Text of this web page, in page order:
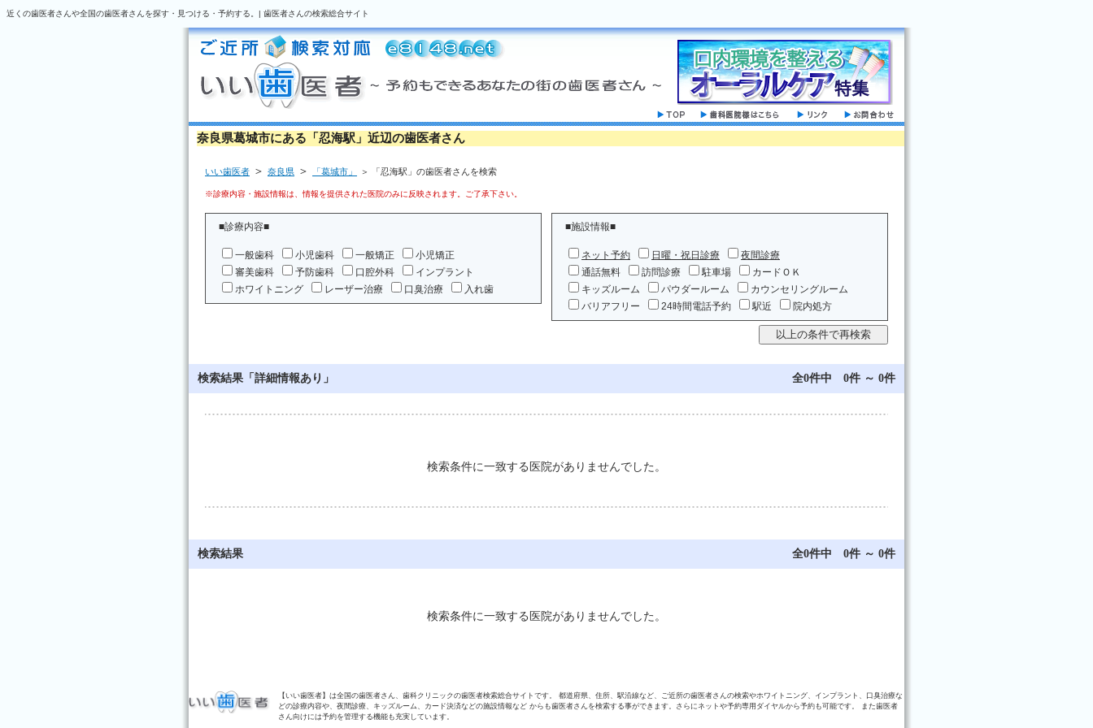
近くの歯医者さんや全国の歯医者さんを探す・見つける・予約する。| 歯医者さんの検索総合サイト
奈良県葛城市にある「忍海駅」近辺の歯医者さん
いい歯医者 ＞ 奈良県 ＞ 「葛城市」 ＞ 「忍海駅」の歯医者さんを検索
※診療内容・施設情報は、情報を提供された医院のみに反映されます。ご了承下さい。
■診療内容■
一般歯科 小児歯科 一般矯正
小児矯正
審美歯科
予防歯科 口腔外科
インプラント
ホワイトニング
レーザー治療 口臭治療 入れ歯
■施設情報■
ネット予約 日曜・祝日診療
夜間診療
通話無料
訪問診療 駐車場
カードＯＫ
キッズルーム
パウダールーム
カウンセリングルーム
バリアフリー
24時間電話予約 駅近 院内処方
検索結果「詳細情報あり」 全0件中 0件 ～ 0件
検索条件に一致する医院がありませんでした。
検索結果 全0件中 0件 ～ 0件
検索条件に一致する医院がありませんでした。
【いい歯医者】は全国の歯医者さん、歯科クリニックの歯医者検索総合サイトです。 都道府県、住所、駅沿線など、ご近所の歯医者さんの検索やホワイトニング、インプラント、口臭治療な
どの診療内容や、夜間診療、キッズルーム、カード決済などの施設情報など からも歯医者さんを検索する事ができます。さらにネットや予約専用ダイヤルから予約も可能です。 また歯医者
さん向けには予約を管理する機能も充実しています。